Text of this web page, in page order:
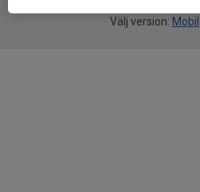
Välj version: Mobil